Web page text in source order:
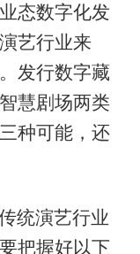
态数字化发
艺行业来
发行数字藏
慧剧场两类
种可能，还
统演艺行业
把握好以下